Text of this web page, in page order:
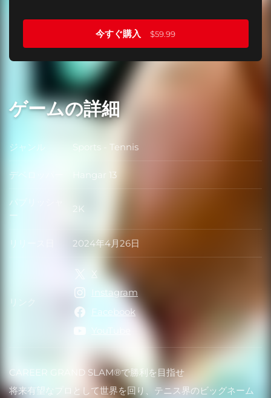
今すぐ購入 $59.99
ゲームの詳細
CAREER GRAND SLAM®で勝利を目指せ
将来有望なプロとして世界を回り、テニス界のビッグネーム
ジャンル Sports - Tennis
デベロッパー デベロッパー
Hangar 13
パブリッシャ
ー
パブリッシャー
2K
リリース日 リリース日
2024年4月26日
リンク
X
Instagram
Facebook
YouTube